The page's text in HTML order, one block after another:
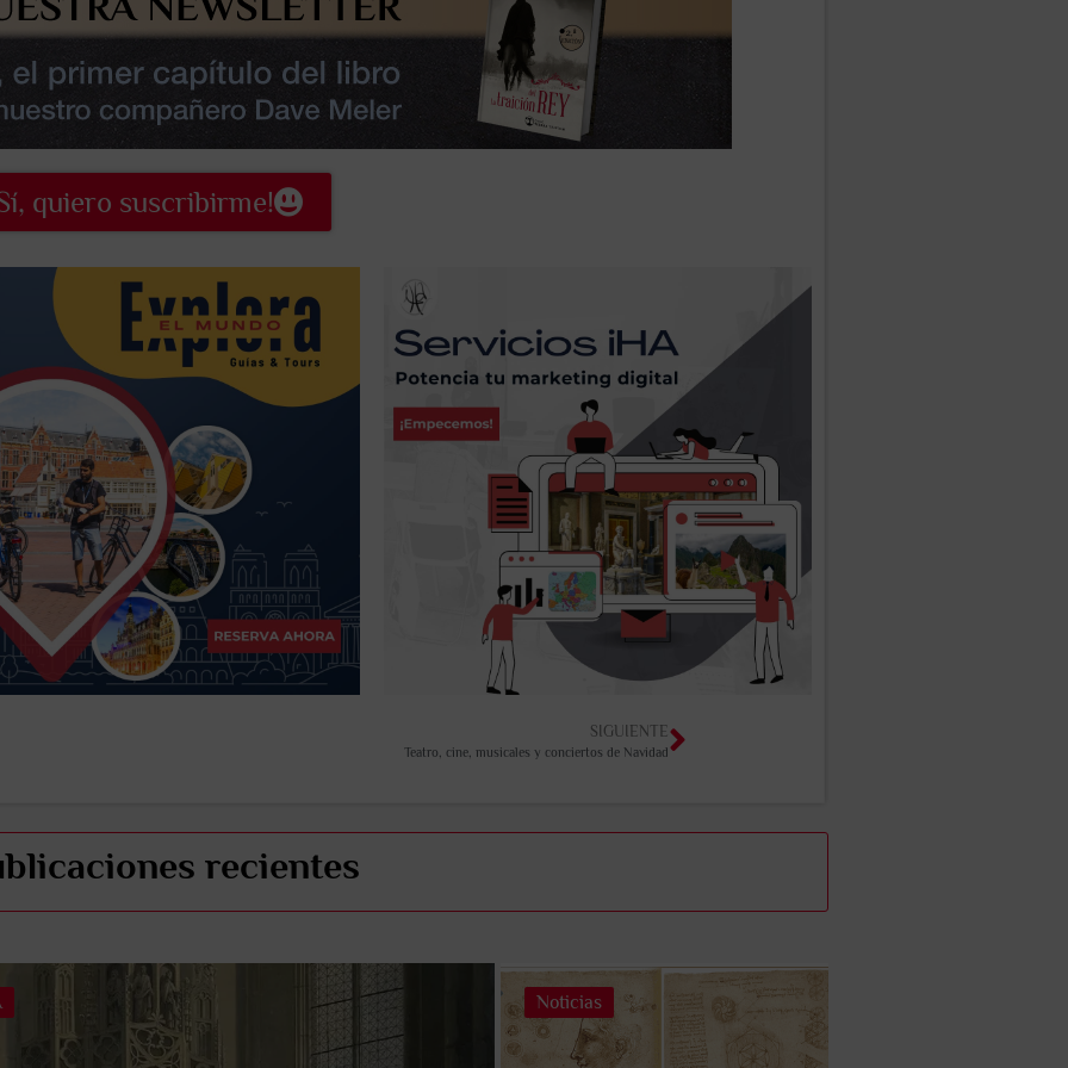
quiero suscribirme!
SIGUIENTE
Teatro, cine, musicales y conciertos de Navidad
recientes
Noticias